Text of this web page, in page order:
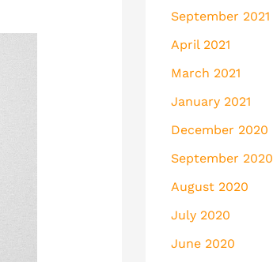
September 2021
April 2021
March 2021
January 2021
December 2020
September 2020
August 2020
July 2020
June 2020